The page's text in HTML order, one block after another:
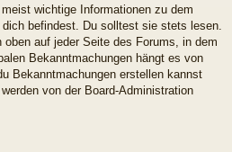
wichtige Informationen zu dem
befindest. Du solltest sie stets lesen.
oben auf jeder Seite des Forums, in dem
Bekanntmachungen hängt es von
Bekanntmachungen erstellen kannst
von der Board-Administration